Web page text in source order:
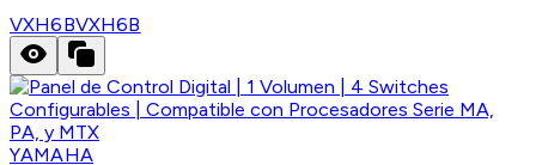
VXH6BVXH6B
YAMAHA